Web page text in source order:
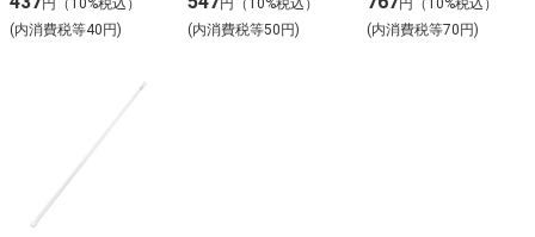
(内消費税等40円)
(内消費税等50円)
(内消費税等70円)